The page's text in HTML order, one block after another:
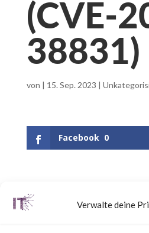
Verwalte deine
(CVE-
38831)
von | 15. Sep. 2023 |
Facebook 0
What is WinRAR?